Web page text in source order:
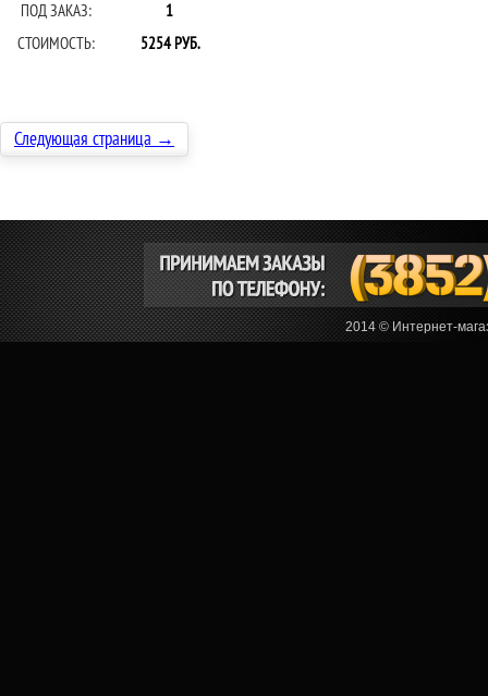
ПОД ЗАКАЗ:
1
СТОИМОСТЬ:
5254 РУБ.
Следующая страница →
2014 © Интернет-